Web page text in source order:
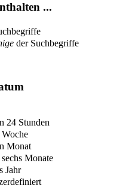
...
der Suchbegriffe
24 Stunden
Monat
Monate
Jahr